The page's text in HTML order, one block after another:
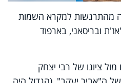
מהתרגשות למקרא השמות
ובריסאני, בארפוד
ציונו של רבי יצחק